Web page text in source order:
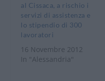
al Cissaca, a rischio i
servizi di assistenza e
lo stipendio di 300
lavoratori
16 Novembre 2012
In "Alessandria"